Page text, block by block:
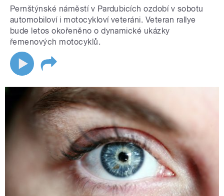
Pernštýnské náměstí v Pardubicích ozdobí v sobotu
automobiloví i motocykloví veteráni. Veteran rallye
bude letos okořeněno o dynamické ukázky
řemenových motocyklů.